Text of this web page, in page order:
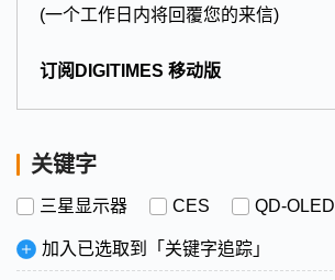
(一个工作日内将回覆您的来信)
订阅DIGITIMES 移动版
关键字
三星显示器 CES QD-OLED
加入已选取到「关键字追踪」